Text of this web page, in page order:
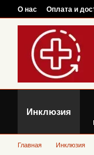
Перейти к основному
О нас Оплата и
Инклюзия
Главная Инклюзия